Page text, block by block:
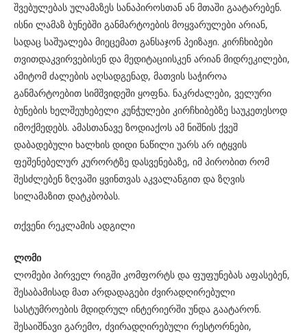
შვებულებას ულამაზეს სანაპიროსთან ან მთაში გაატარებენ.
ისნი ლამაზ ბუნებში განმარტოების მოყვარულები არიან,
სადაც საშუალება მიეცემათ განსაჯონ პეიზაჟი. კირჩხიბები
თვითდაკვირვებისენ და მედიტაციისკენ არიან მიდრეკილები,
ამიტომ ძალების აღსადგენად, მათვის საჭიროა
განმარტოებით სიმშვიდეში ყოფნა. ნაკრძალები, ველური
ბუნების ხელშეუხებელი კუნჭულები კირჩხიბებზე საუკეთესოდ
იმოქმედებს. ამასთანავე ზოდიაქოს ამ ნიშნის ქვეშ
დაბადებული ხალხის დიდი ნაწილი უარს არ იტყვის
ფეშენებელურ კურორტზე დასვენებაზე, იმ პირობით რომ
შესძლებენ ზღვაში ყვინთვას აკვალანგით და ზღვის
სილამაზით დატკბობას.
თქვენი რეკლამის ადგილი
ლომი
ლომები პირველ რიგში კომფორტს და ფუფუნებას აფასებენ,
შესაბამისად მათ არდადაგები ძვირადღირებული
სასტუმროების მდიდრულ ინტერიერში უნდა გაატარონ.
შესაიშნავი გარემო, ძვირადღირებული რესტორნები,